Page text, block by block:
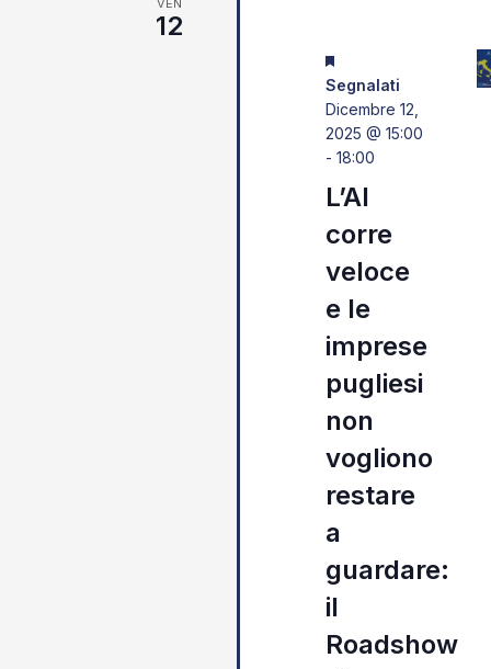
Navigazione
VEN
12
Segnalati
Dicembre 12,
2025 @ 15:00
-18:00
L’AI
corre
veloce
e le
imprese
pugliesi
non
vogliono
restare
a
guardare:
il
Roadshow